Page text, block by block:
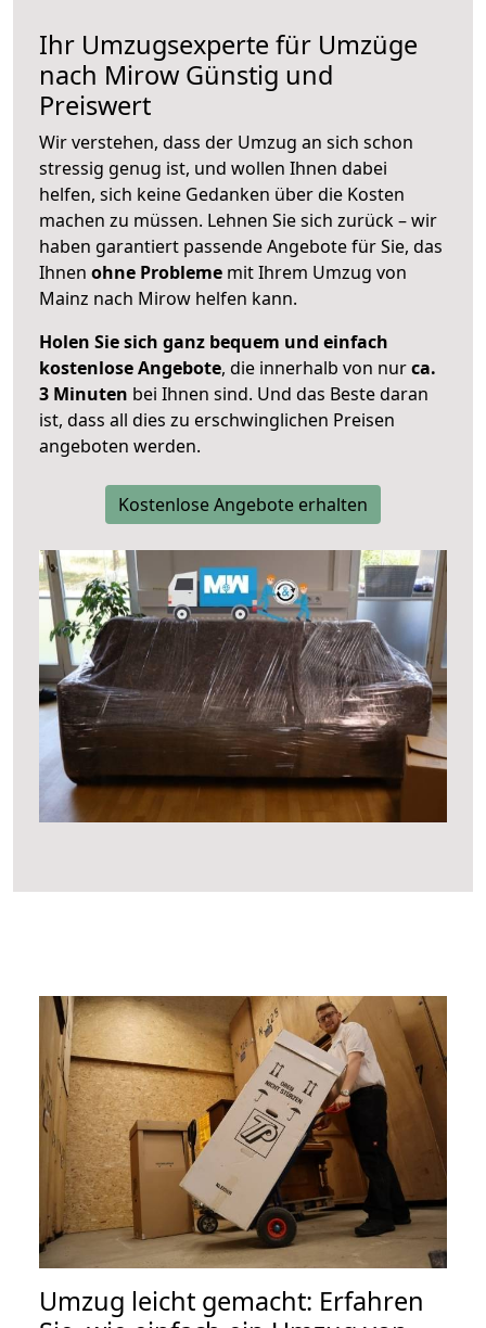
Ihr Umzugsexperte für Umzüge
nach Mirow Günstig und
Preiswert
Wir verstehen, dass der Umzug an sich schon
stressig genug ist, und wollen Ihnen dabei
helfen, sich keine Gedanken über die Kosten
machen zu müssen. Lehnen Sie sich zurück – wir
haben garantiert passende Angebote für Sie, das
Ihnen ohne Probleme mit Ihrem Umzug von
Mainz nach Mirow helfen kann.
Holen Sie sich ganz bequem und einfach
kostenlose Angebote, die innerhalb von nurca.
3 Minuten bei Ihnen sind. Und das Beste daran
ist, dass all dies zu erschwinglichen Preisen
angeboten werden.
Kostenlose Angebote erhalten
Umzug leicht gemacht: Erfahren